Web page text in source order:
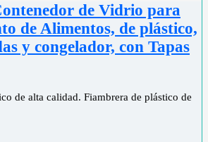
de Vidrio para
de Alimentos, de plástico,
y congelador, con Tapas
de alta calidad. Fiambrera de plástico de